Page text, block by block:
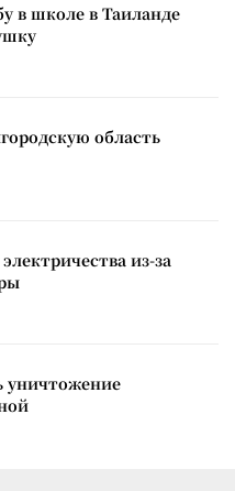
в школе в Таиланде
область
из-за
уничтожение